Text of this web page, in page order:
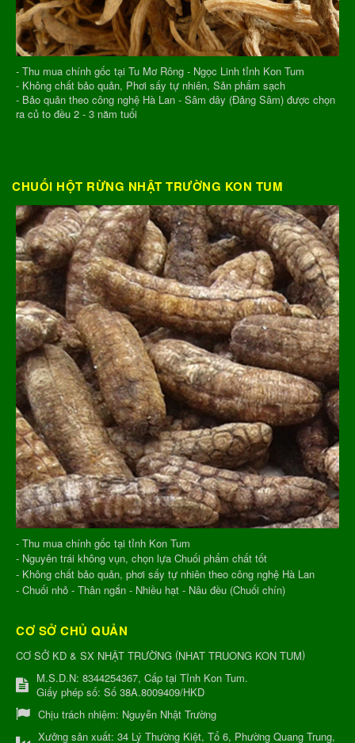
- Thu mua chính gốc tại Tu Mơ Rông - Ngọc Linh tỉnh Kon Tum
- Không chất bảo quản, Phơi sấy tự nhiên, Sản phẩm sạch
- Bảo quản theo công nghệ Hà Lan - Sâm dây (Đảng Sâm) được chọn
ra củ to đều 2 - 3 năm tuổi
CHUỐI HỘT RỪNG NHẬT TRƯỜNG KON TUM
- Thu mua chính gốc tại tỉnh Kon Tum
- Nguyên trái không vụn, chọn lựa Chuối phẩm chất tốt
- Không chất bảo quản, phơi sấy tự nhiên theo công nghệ Hà Lan
- Chuối nhỏ - Thân ngắn - Nhiều hạt - Nâu đều (Chuối chín)
CƠ SỞ CHỦ QUẢN
CƠ SỞ KD & SX NHẬT TRƯỜNG (NHAT TRUONG KON TUM)
M.S.D.N: 8344254367, Cấp tại Tỉnh Kon Tum.
Giấy phép số: Số 38A.8009409/HKD
Chịu trách nhiệm: Nguyễn Nhật Trường
Xưởng sản xuất: 34 Lý Thường Kiệt, Tổ 6, Phường Quang Trung,